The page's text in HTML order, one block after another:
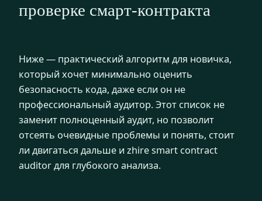
проверке смарт‑контракта
Ниже — практический алгоритм для новичка,
который хочет минимально оценить
безопасность кода, даже если он не
профессиональный аудитор. Этот список не
заменит полноценный аудит, но позволит
отсеять очевидные проблемы и понять, стоит
ли двигаться дальше и zhire smart contract
auditor для глубокого анализа.